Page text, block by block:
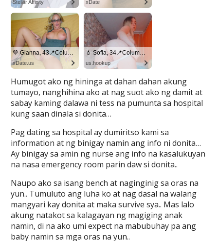
Humugot ako ng hininga at dahan dahan akung
tumayo, nanghihina ako at nag suot ako ng damit at
sabay kaming dalawa ni tess na pumunta sa hospital
kung saan dinala si donita…
Pag dating sa hospital ay dumiritso kami sa
information at ng binigay namin ang info ni donita…
Ay binigay sa amin ng nurse ang info na kasalukuyan
na nasa emergency room parin daw si donita..
Naupo ako sa isang bench at naginginig sa oras na
yun.. Tumuluto ang luha ko at nag dasal na walang
mangyari kay donita at maka survive sya.. Mas lalo
akung natakot sa kalagayan ng magiging anak
namin, di na ako umi expect na mabubuhay pa ang
baby namin sa mga oras na yun..